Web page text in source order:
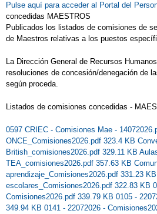
Pulse aquí para acceder al Portal del
concedidas MAESTROS
Publicados los listados de comisiones de
de Maestros relativas a los puestos
La Dirección General de Recursos
resoluciones de concesión/denegación de
según proceda.
Listados de comisiones concedidas -
0597 CRIEC - Comisiones Mae -
ONCE_Comisiones2026.pdf 323.4 KB
British_comisiones2026.pdf 329.11 KB
TEA_comisiones2026.pdf 357.63 KB
aprendizaje_Comisiones2026.pdf 331.23 KB
escolares_Comisiones2026.pdf 322.83 KB
Comisiones2026.pdf 339.79 KB 0105 -
349.94 KB 0141 - 22072026 -